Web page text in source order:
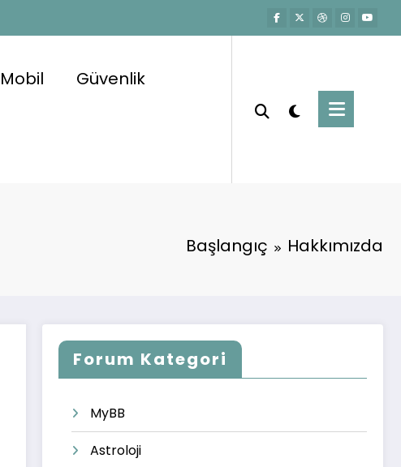
Mobil Güvenlik
Başlangıç Hakkımızda
Forum Kategori
MyBB
Astroloji